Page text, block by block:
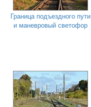
Граница подъездного пути
и маневровый светофор